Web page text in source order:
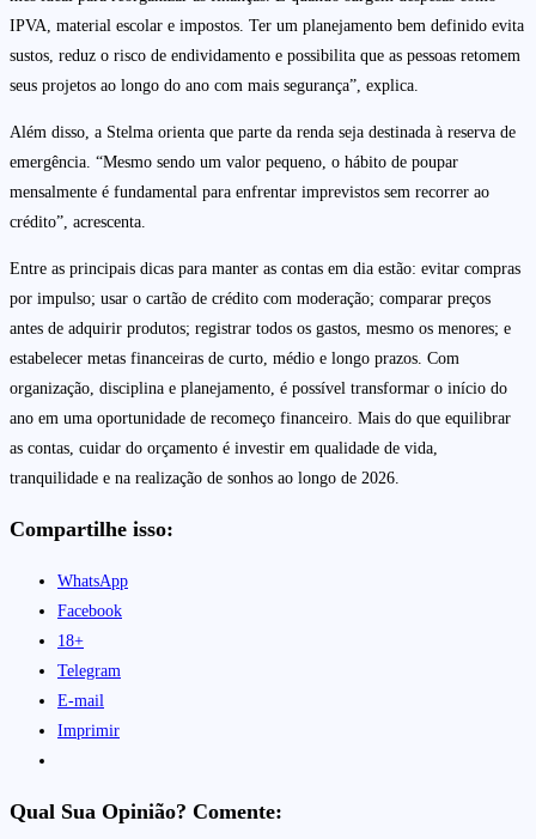
IPVA, material escolar e impostos. Ter um planejamento bem definido evita
sustos, reduz o risco de endividamento e possibilita que as pessoas retomem
seus projetos ao longo do ano com mais segurança”, explica.
Além disso, a Stelma orienta que parte da renda seja destinada à reserva de
emergência. “Mesmo sendo um valor pequeno, o hábito de poupar
mensalmente é fundamental para enfrentar imprevistos sem recorrer ao
crédito”, acrescenta.
Entre as principais dicas para manter as contas em dia estão: evitar compras
por impulso; usar o cartão de crédito com moderação; comparar preços
antes de adquirir produtos; registrar todos os gastos, mesmo os menores; e
estabelecer metas financeiras de curto, médio e longo prazos. Com
organização, disciplina e planejamento, é possível transformar o início do
ano em uma oportunidade de recomeço financeiro. Mais do que equilibrar
as contas, cuidar do orçamento é investir em qualidade de vida,
tranquilidade e na realização de sonhos ao longo de 2026.
Compartilhe isso:
WhatsApp
Facebook
18+
Telegram
E-mail
Imprimir
Qual Sua Opinião? Comente: